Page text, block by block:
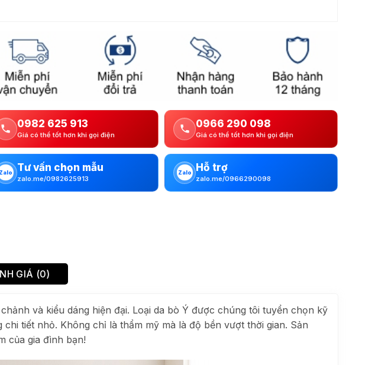
0982 625 913
Giá có thể tốt hơn khi gọi điện
0966 290 098
Giá có thể tốt hơn khi gọi điện
Zalo Tư vấn chọn mẫu
zalo.me/0982625913
Zalo Hỗ trợ
zalo.me/0966290098
GIÁ (0)
và kiểu dáng hiện đại. Loại da bò Ý được chúng tôi tuyển chọn kỹ
chi tiết nhỏ. Không chỉ là thẩm mỹ mà là độ bền vượt thời gian. Sản
của gia đình bạn!